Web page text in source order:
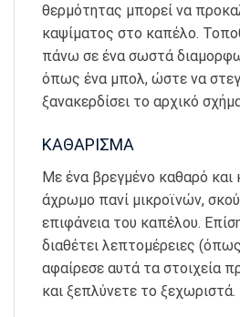
θερμότητας μπορεί να
καψίματος στο καπέλο.
πάνω σε ένα σωστά
όπως ένα μπολ, ώστε να
ξανακερδίσει το αρχικό
ΚΑΘΑΡΙΣΜΑ
Με ένα βρεγμένο καθαρό και
άχρωμο πανί μικροϊνών,
επιφάνεια του καπέλου.
διαθέτει λεπτομέρειες
αφαίρεσε αυτά τα στοιχεία
και ξεπλύνετε το ξεχωριστά.